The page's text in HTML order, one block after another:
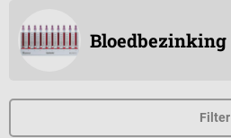
Bloedbezinking
Filter